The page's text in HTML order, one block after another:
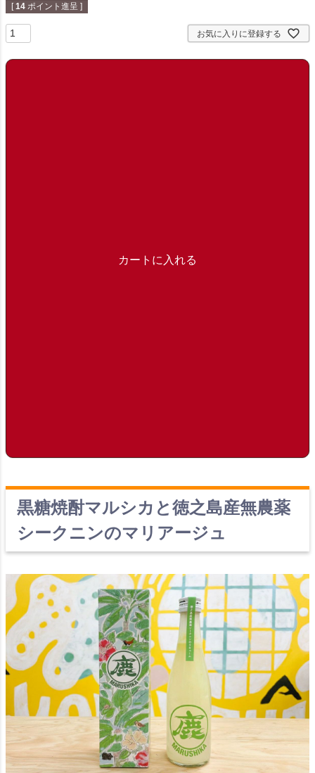
[ 14 ポイント進呈 ]
お気に入りに登録する
カートに入れる
黒糖焼酎マルシカと徳之島産無農薬
シークニンのマリアージュ